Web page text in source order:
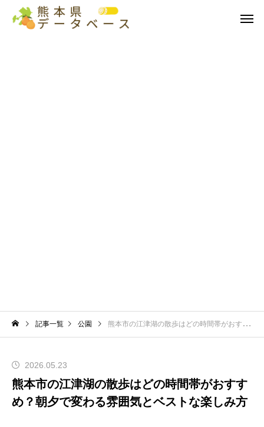
記事一覧 公園 熊本市の江津湖の散歩はどの時間帯がおすすめ？朝夕で変わる雰囲気とベストな楽しみ方
2026.05.23
熊本市の江津湖の散歩はどの時間帯がおすす
め？朝夕で変わる雰囲気とベストな楽しみ方